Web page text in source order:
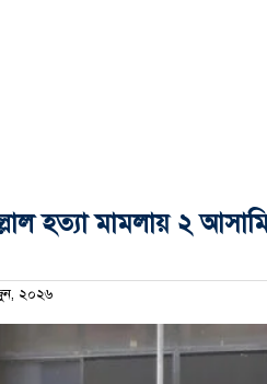
হত্যা মামলায় ২
২০২৬